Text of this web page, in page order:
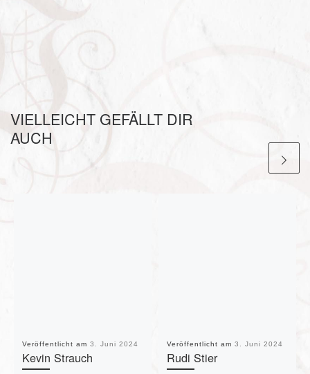
VIELLEICHT GEFÄLLT DIR
AUCH
Veröffentlicht am 3. Juni 2024
Kevin Strauch
Veröffentlicht am 3. Juni 2024
Rudi Stier